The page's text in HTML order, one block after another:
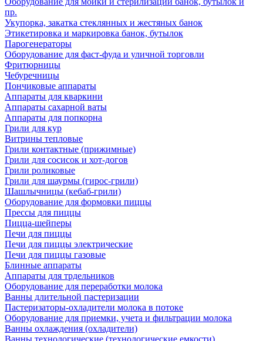
пр.
Укупорка, закатка стеклянных и жестяных банок
Этикетировка и маркировка банок, бутылок
Парогенераторы
Оборудование для фаст-фуда и уличной торговли
Фритюрницы
Чебуречницы
Пончиковые аппараты
Аппараты для кваркини
Аппараты сахарной ваты
Аппараты для попкорна
Грили для кур
Витрины тепловые
Грили контактные (прижимные)
Грили для сосисок и хот-догов
Грили роликовые
Грили для шаурмы (гирос-грили)
Шашлычницы (кебаб-грили)
Оборудование для формовки пиццы
Прессы для пиццы
Пицца-шейперы
Печи для пиццы
Печи для пиццы электрические
Печи для пиццы газовые
Блинные аппараты
Аппараты для трдельников
Оборудование для переработки молока
Ванны длительной пастеризации
Пастеризаторы-охладители молока в потоке
Оборудование для приемки, учета и фильтрации молока
Ванны охлаждения (охладители)
Ванны технологические (технологические емкости)